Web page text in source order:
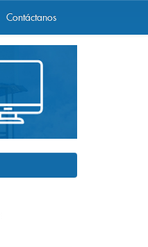
Contáctanos